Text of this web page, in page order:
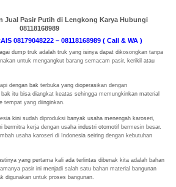
Jual Pasir Putih di Lengkong Karya Hubungi
08118168989
08179048222 – 08118168989 ( Call & WA )
dump truk adalah truk yang isinya dapat dikosongkan tanpa
untuk mengangkut barang semacam pasir, kerikil atau
dengan bak terbuka yang dioperasikan dengan
itu bisa diangkat keatas sehingga memungkinkan material
tempat yang diinginkan.
kini sudah diproduksi banyak usaha menengah karoseri,
bermitra kerja dengan usaha industri otomotif bermesin besar.
usaha karoseri di Indonesia seiring dengan kebutuhan
yang pertama kali ada terlintas dibenak kita adalah bahan
pasir ini menjadi salah satu bahan material bangunan
digunakan untuk proses bangunan.